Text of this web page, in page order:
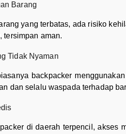
Barang
yang terbatas, ada risiko
tersimpan aman.
Tidak Nyaman
backpacker
dan selalu waspada terhadap
di daerah terpencil, akses